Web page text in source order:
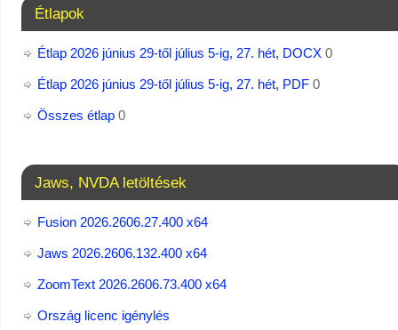
Étlapok
Étlap 2026 június 29-től július 5-ig, 27. hét, DOCX0
Étlap 2026 június 29-től július 5-ig, 27. hét, PDF0
Összes étlap0
Jaws, NVDA letöltések
Fusion 2026.2606.27.400 x64
Jaws 2026.2606.132.400 x64
ZoomText 2026.2606.73.400​ x64
Ország licenc igénylés